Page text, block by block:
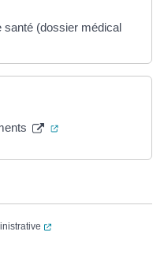
santé (dossier médical
(ouverture dans un
(ouverture dans un
dans un nouvel onglet)